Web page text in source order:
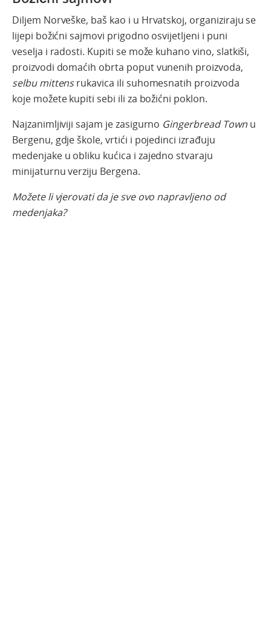
Diljem Norveške, baš kao i u Hrvatskoj, organiziraju se
lijepi božićni sajmovi prigodno osvijetljeni i puni
veselja i radosti. Kupiti se može kuhano vino, slatkiši,
proizvodi domaćih obrta poput vunenih proizvoda,
selbu mittensrukavica ili suhomesnatih proizvoda
koje možete kupiti sebi ili za božićni poklon.
Najzanimljiviji sajam je zasigurno Gingerbread Townu
Bergenu, gdje škole, vrtići i pojedinci izrađuju
medenjake u obliku kućica i zajedno stvaraju
minijaturnu verziju Bergena.
Možetelivjerovatida jesveovo napravljeno od
medenjaka?